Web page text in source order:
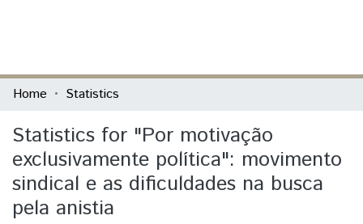
Communities & Collections
All of DSpace
Home Statistics
Statistics for "Por motivação
exclusivamente política": movimento
sindical e as dificuldades na busca
pela anistia